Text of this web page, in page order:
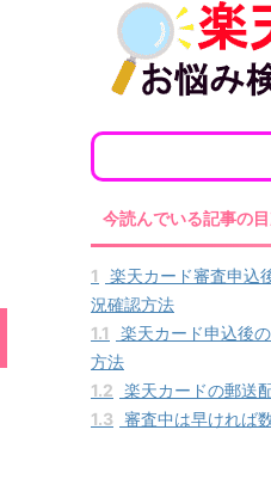
今読んでいる記事の
1
楽天カード審査申込
況確認方法
1.1
楽天カード申込後
方法
1.2 楽天カードの郵送
1.3 審査中は早ければ